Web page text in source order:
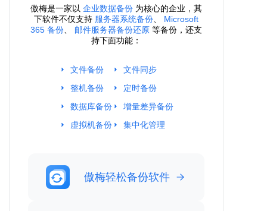
傲梅是一家以 企业数据备份 为核心的企业，其
下软件不仅支持 服务器系统备份
Microsoft
365 备份
邮件服务器备份还原 等备份，还支
持下面功能：
文件备份
整机备份
数据库备份
虚拟机备份
文件同步
定时备份
增量差异备份
集中化管理
傲梅轻松备份软件